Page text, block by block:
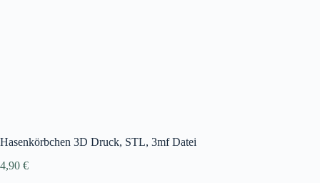
Hasenkörbchen 3D Druck, STL, 3mf Datei
4,90 €